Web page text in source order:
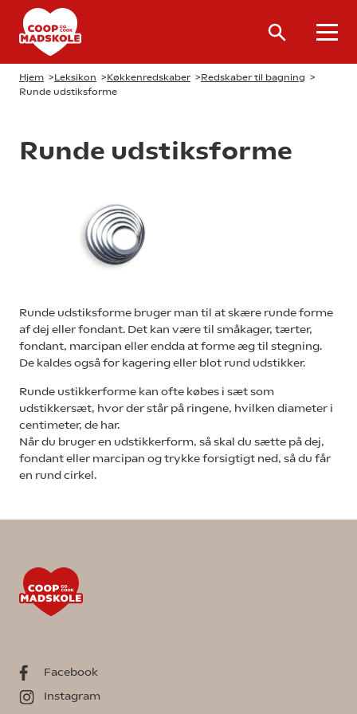
Hjem >Leksikon >Køkkenredskaber >Redskaber til bagning >
Runde udstiksforme
Runde udstiksforme
Runde udstiksforme bruger man til at skære runde forme
af dej eller fondant. Det kan være til småkager, tærter,
fondant, marcipan eller endda at forme æg til stegning.
De kaldes også for kagering eller blot rund udstikker.
Runde ustikkerforme kan ofte købes i sæt som
udstikkersæt, hvor der står på ringene, hvilken diameter i
centimeter, de har.
Når du bruger en udstikkerform, så skal du sætte på dej,
fondant eller marcipan og trykke forsigtigt ned, så du får
en rund cirkel.
Facebook
Instagram